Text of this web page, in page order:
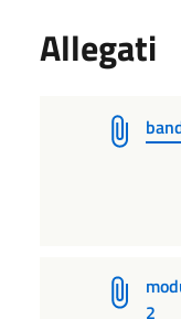
Allegati
2